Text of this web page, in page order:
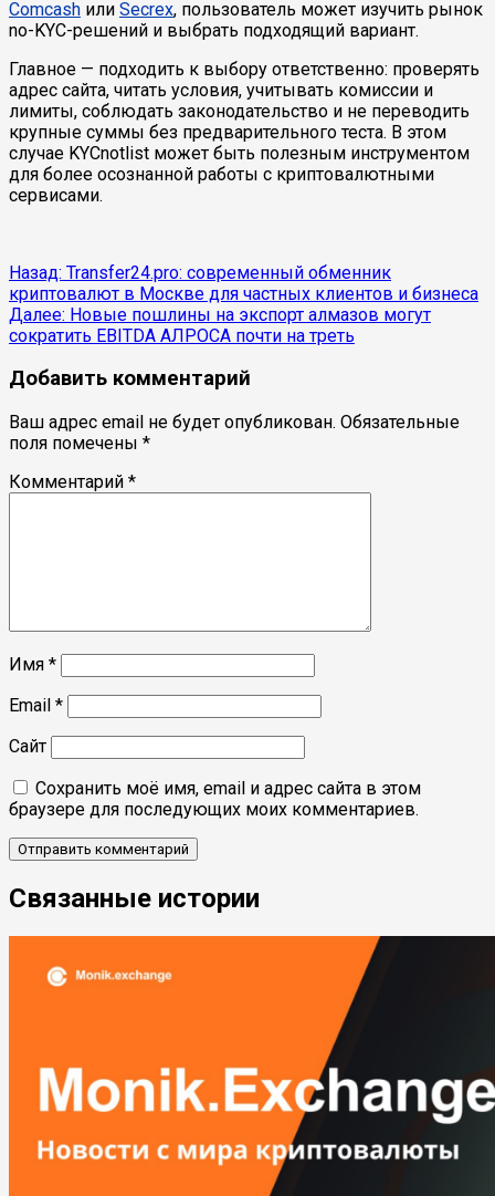
Comcash или Secrex, пользователь может изучить рынок
no-KYC-решений и выбрать подходящий вариант.
Главное — подходить к выбору ответственно: проверять
адрес сайта, читать условия, учитывать комиссии и
лимиты, соблюдать законодательство и не переводить
крупные суммы без предварительного теста. В этом
случае KYCnotlist может быть полезным инструментом
для более осознанной работы с криптовалютными
сервисами.
Продолжить
чтение
Назад: Transfer24.pro: современный обменник
криптовалют в Москве для частных клиентов и бизнеса
Далее: Новые пошлины на экспорт алмазов могут
сократить EBITDA АЛРОСА почти на треть
Добавить комментарий
Ваш адрес email не будет опубликован. Обязательные
поля помечены *
Комментарий *
Имя *
Email *
Сайт
Сохранить моё имя, email и адрес сайта в этом
браузере для последующих моих комментариев.
Связанные истории